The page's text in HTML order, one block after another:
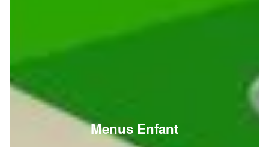
Menus Enfant